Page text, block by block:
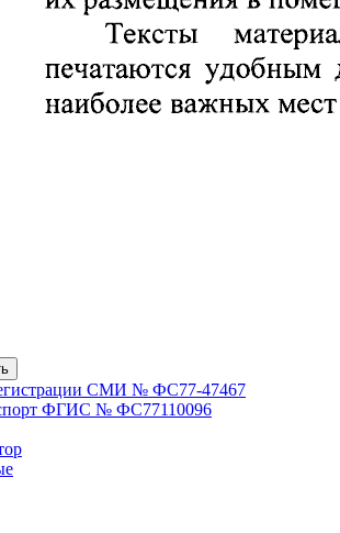
СМИ № ФС77-47467
ФГИС № ФС77110096